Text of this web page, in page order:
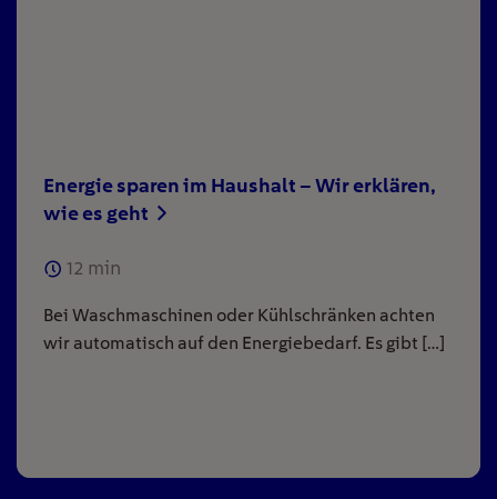
Energie sparen im Haushalt – Wir erklären,
wie es geht
12 min
Bei Waschmaschinen oder Kühlschränken achten
wir automatisch auf den Energiebedarf. Es gibt […]